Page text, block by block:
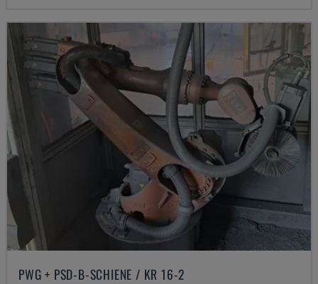
PWG + PSD-B-SCHIENE / KR 16-2